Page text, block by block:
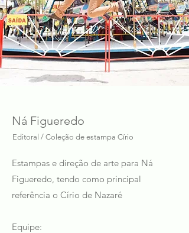
Ná Figueredo
Editoral / Coleção de estampa Círio
Estampas e direção de arte para Ná
Figueredo, tendo como principal
referência o Círio de Nazaré
Equipe: